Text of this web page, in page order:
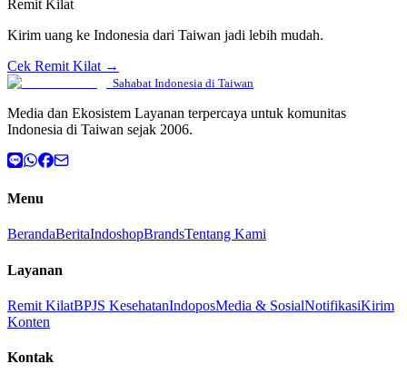
Remit Kilat
Kirim uang ke Indonesia dari Taiwan jadi lebih mudah.
Cek Remit Kilat →
Sahabat Indonesia di Taiwan
Media dan Ekosistem Layanan terpercaya untuk komunitas
Indonesia di Taiwan sejak 2006.
Menu
BerandaBeritaIndoshopBrandsTentang Kami
Layanan
Remit KilatBPJS KesehatanIndoposMedia & SosialNotifikasiKirim
Konten
Kontak